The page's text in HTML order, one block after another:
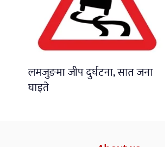
लमजुङमा जीप दुर्घटना, सात जना
घाइते